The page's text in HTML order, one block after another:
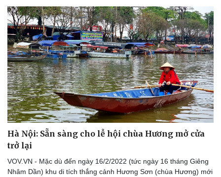
Hà Nội: Sẵn sàng cho lễ hội chùa Hương mở cửa
trở lại
VOV.VN - Mặc dù đến ngày 16/2/2022 (tức ngày 16 tháng Giêng
Nhâm Dần) khu di tích thắng cảnh Hương Sơn (chùa Hương) mới